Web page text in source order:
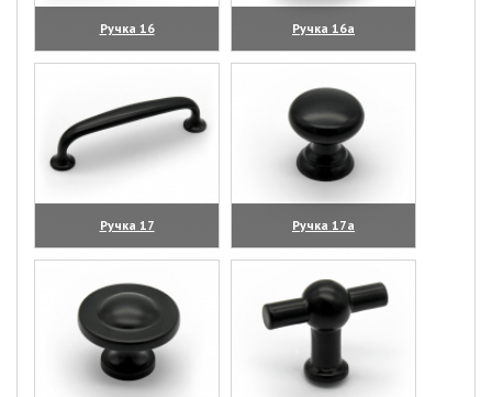
Ручка 16
(увеличить)
Ручка 16а
(увеличить)
Ручка 17
(увеличить)
Ручка 17а
(увеличить)